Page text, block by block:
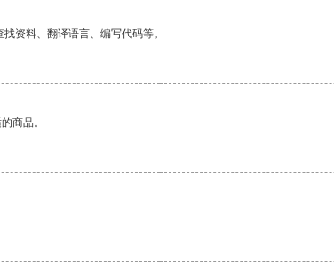
资料、翻译语言、编写代码等。
商品。